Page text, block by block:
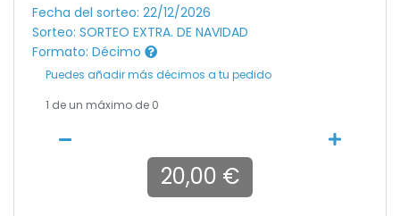
Fecha del sorteo: 22/12/2026
Sorteo: SORTEO EXTRA. DE NAVIDAD
Formato: Décimo
Puedes añadir más décimos a tu pedido
1 de un máximo de 0
20,00 €